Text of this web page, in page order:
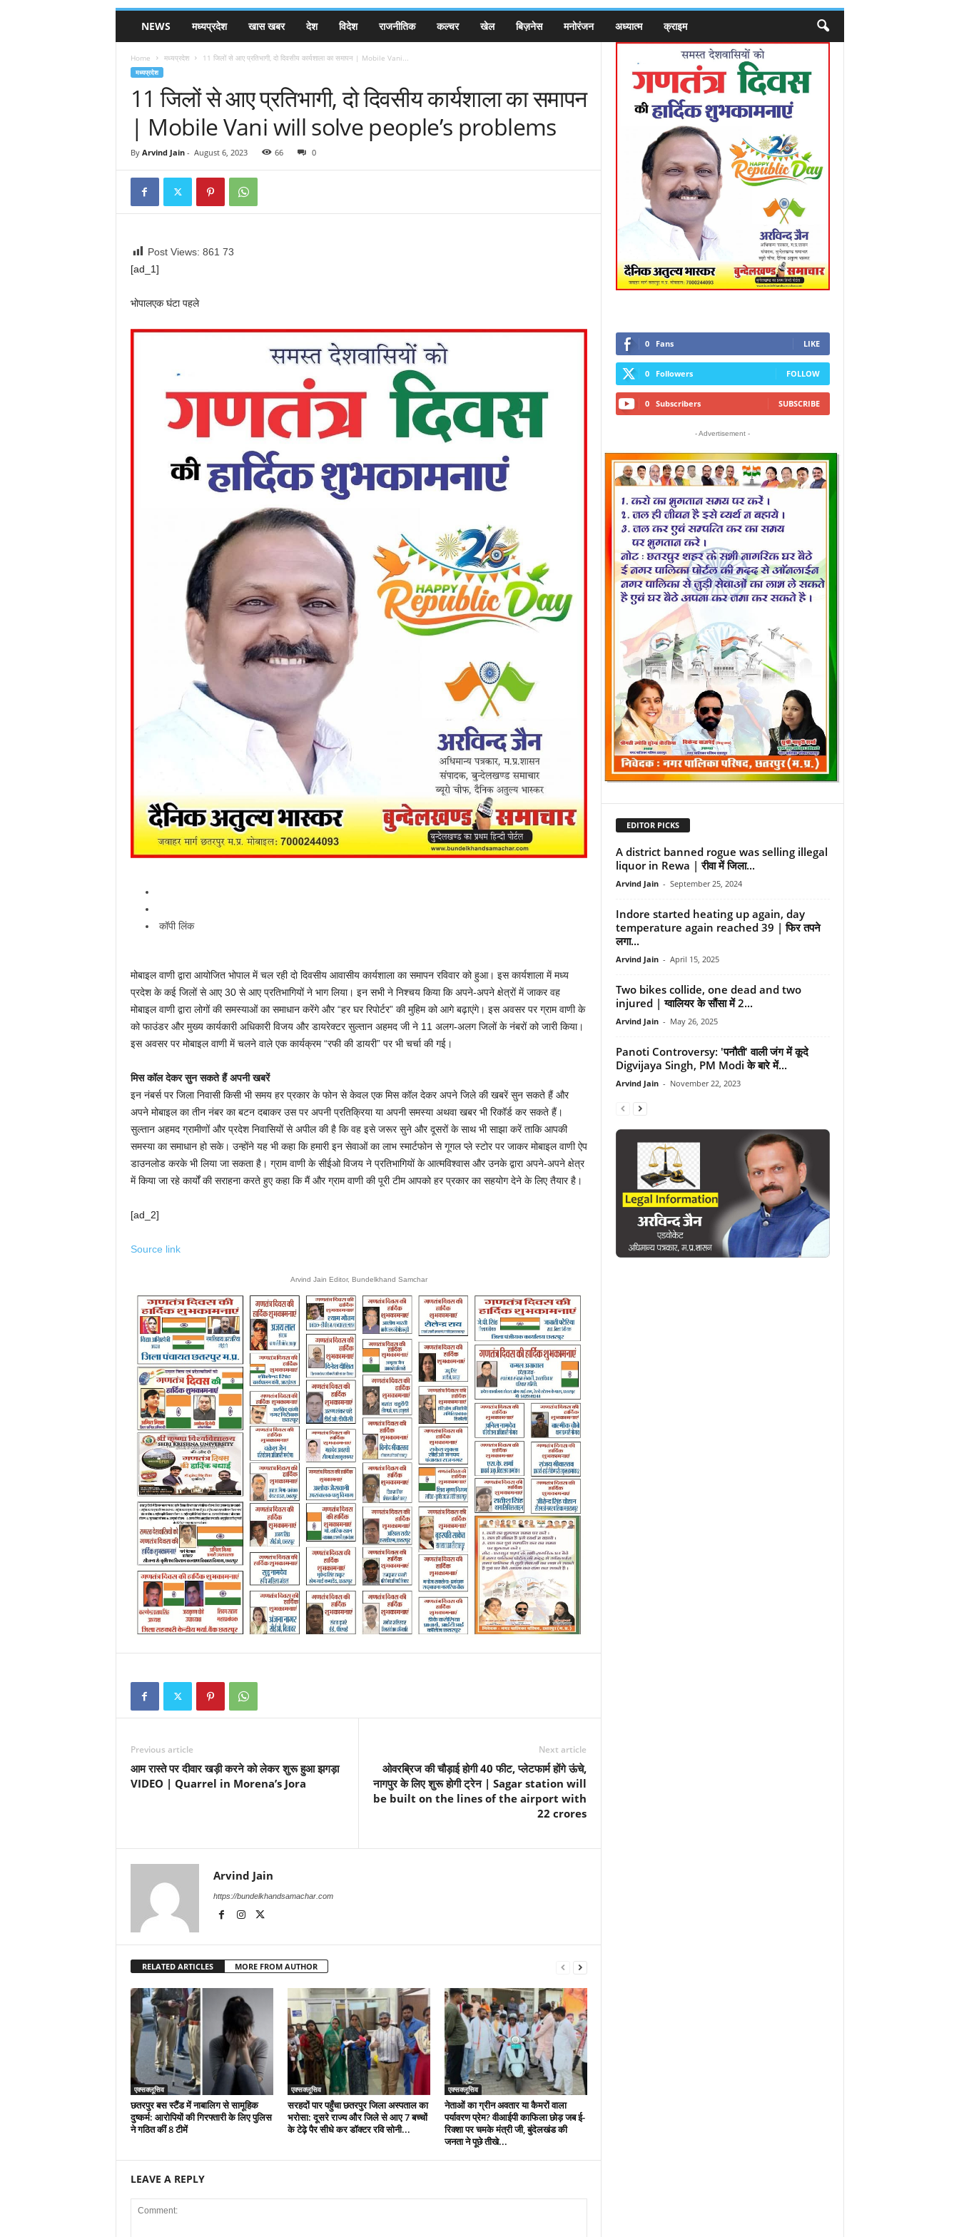
NEWS मध्यप्रदेश खास खबर देश विदेश राजनीतिक कल्चर खेल बिज़नेस मनोरंजन अध्यात्म क्राइम
Home मध्यप्रदेश 11 जिलों से आए प्रतिभागी, दो दिवसीय कार्यशाला का समापन | Mobile Vani...
मध्यप्रदेश
11 जिलों से आए प्रतिभागी, दो दिवसीय कार्यशाला का समापन
| Mobile Vani will solve people’s problems
By Arvind Jain- August 6, 2023 66 0
Post Views: 861 73
[ad_1]
भोपालएक घंटा पहले
कॉपी लिंक
मोबाइल वाणी द्वारा आयोजित भोपाल में चल रही दो दिवसीय आवासीय कार्यशाला का समापन रविवार को हुआ। इस कार्यशाला में मध्य
प्रदेश के कई जिलों से आए 30 से आए प्रतिभागियों ने भाग लिया। इन सभी ने निश्चय किया कि अपने-अपने क्षेत्रों में जाकर वह
मोबाइल वाणी द्वारा लोगों की समस्याओं का समाधान करेंगे और “हर घर रिपोर्टर” की मुहिम को आगे बढ़ाएंगे। इस अवसर पर ग्राम वाणी के
को फाउंडर और मुख्य कार्यकारी अधिकारी विजय और डायरेक्टर सुल्तान अहमद जी ने 11 अलग-अलग जिलों के नंबरों को जारी किया।
इस अवसर पर मोबाइल वाणी में चलने वाले एक कार्यक्रम “रफी की डायरी” पर भी चर्चा की गई।
मिस कॉल देकर सुन सकते हैं अपनी खबरें
इन नंबर्स पर जिला निवासी किसी भी समय हर प्रकार के फोन से केवल एक मिस कॉल देकर अपने जिले की खबरें सुन सकते हैं और
अपने मोबाइल का तीन नंबर का बटन दबाकर उस पर अपनी प्रतिक्रिया या अपनी समस्या अथवा खबर भी रिकॉर्ड कर सकते हैं।
सुल्तान अहमद ग्रामीणों और प्रदेश निवासियों से अपील की है कि वह इसे जरूर सुने और दूसरों के साथ भी साझा करें ताकि आपकी
समस्या का समाधान हो सके। उन्होंने यह भी कहा कि हमारी इन सेवाओं का लाभ स्मार्टफोन से गूगल प्ले स्टोर पर जाकर मोबाइल वाणी ऐप
डाउनलोड करके भी लिया जा सकता है। ग्राम वाणी के सीईओ विजय ने प्रतिभागियों के आत्मविश्वास और उनके द्वारा अपने-अपने क्षेत्र
में किया जा रहे कार्यों की सराहना करते हुए कहा कि मैं और ग्राम वाणी की पूरी टीम आपको हर प्रकार का सहयोग देने के लिए तैयार है।
[ad_2]
Source link
Arvind Jain Editor, Bundelkhand Samchar
Previous article
आम रास्ते पर दीवार खड़ी करने को लेकर शुरू हुआ झगड़ा
VIDEO | Quarrel in Morena’s Jora
Next article
ओवरब्रिज की चौड़ाई होगी 40 फीट, प्लेटफार्म होंगे ऊंचे,
नागपुर के लिए शुरू होगी ट्रेन | Sagar station will
be built on the lines of the airport with
22 crores
Arvind Jain
https://bundelkhandsamachar.com
RELATED ARTICLES MORE FROM AUTHOR
एक्सक्लूसिव
छतरपुर बस स्टैंड में नाबालिग से सामूहिक
दुष्कर्म: आरोपियों की गिरफ्तारी के लिए पुलिस
ने गठित कीं 8 टीमें
एक्सक्लूसिव
सरहदों पार पहुँचा छतरपुर जिला अस्पताल का
भरोसा: दूसरे राज्य और जिले से आए 7 बच्चों
के टेढ़े पैर सीधे कर डॉक्टर रवि सोनी...
एक्सक्लूसिव
नेताओं का ग्रीन अवतार या कैमरों वाला
पर्यावरण प्रेम? वीआईपी काफिला छोड़ जब ई-
रिक्शा पर चमके मंत्री जी, बुंदेलखंड की
जनता ने पूछे तीखे...
LEAVE A REPLY
0 Fans LIKE
0 Followers FOLLOW
0 Subscribers SUBSCRIBE
- Advertisement -
EDITOR PICKS
A district banned rogue was selling illegal
liquor in Rewa | रीवा में जिला...
Arvind Jain - September 25, 2024
Indore started heating up again, day
temperature again reached 39 | फिर तपने
लगा...
Arvind Jain - April 15, 2025
Two bikes collide, one dead and two
injured | ग्वालियर के सौंसा में 2...
Arvind Jain - May 26, 2025
Panoti Controversy: 'पनौती' वाली जंग में कूदे
Digvijaya Singh, PM Modi के बारे में...
Arvind Jain - November 22, 2023